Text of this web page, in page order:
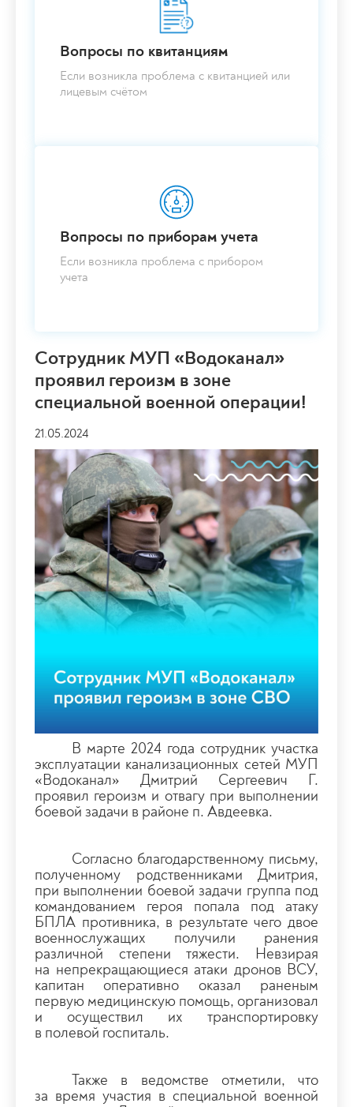
Вопросы по квитанциям
Если возникла проблема с квитанцией или
лицевым счётом
Вопросы по приборам учета
Если возникла проблема с прибором
учета
Сотрудник МУП «Водоканал»
проявил героизм в зоне
специальной военной операции!
21.05.2024
В марте 2024 года сотрудник участка
эксплуатации канализационных сетей МУП
«Водоканал» Дмитрий Сергеевич Г.
проявил героизм и отвагу при выполнении
боевой задачи в районе п. Авдеевка.
Согласно благодарственному письму,
полученному родственниками Дмитрия,
при выполнении боевой задачи группа под
командованием героя попала под атаку
БПЛА противника, в результате чего двое
военнослужащих получили ранения
различной степени тяжести. Невзирая
на непрекращающиеся атаки дронов ВСУ,
капитан оперативно оказал раненым
первую медицинскую помощь, организовал
и осуществил их транспортировку
в полевой госпиталь.
Также в ведомстве отметили, что
за время участия в специальной военной